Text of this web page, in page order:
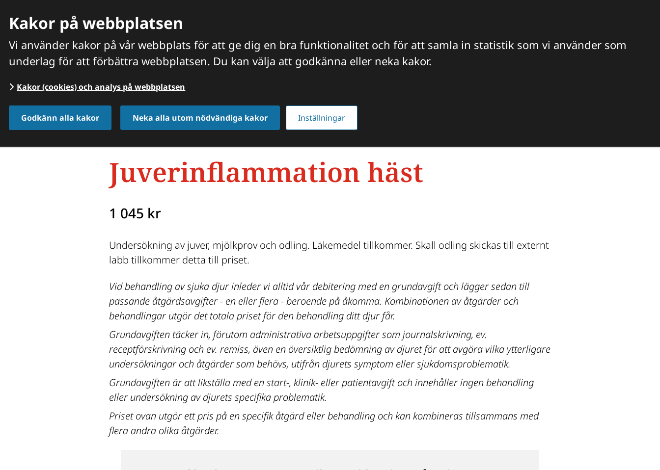
Kakor på webbplatsen
Vi använder kakor på vår webbplats för att ge dig en bra funktionalitet och för att samla in statistik som vi använder som
underlag för att förbättra webbplatsen. Du kan välja att godkänna eller neka kakor.
Kakor (cookies) och analys på webbplatsen
Godkänn alla kakor Neka alla utom nödvändiga kakor Inställningar
Hitta veterinär
HITTA VETERINÄR VÅRA PRISER OCH TJÄNSTER OFFICIELLA INTYG VETERINÄREN TIPSAR
Våra priser och tjänster Juverinflammation | HÄST
Juverinflammation häst
1 045 kr
Undersökning av juver, mjölkprov och odling. Läkemedel tillkommer. Skall odling skickas till externt
labb tillkommer detta till priset.
Vid behandling av sjuka djur inleder vi alltid vår debitering med en grundavgift och lägger sedan till
passande åtgärdsavgifter - en eller flera - beroende på åkomma. Kombinationen av åtgärder och
behandlingar utgör det totala priset för den behandling ditt djur får.
Grundavgiften täcker in, förutom administrativa arbetsuppgifter som journalskrivning, ev.
receptförskrivning och ev. remiss, även en översiktlig bedömning av djuret för att avgöra vilka ytterligare
undersökningar och åtgärder som behövs, utifrån djurets symptom eller sjukdomsproblematik.
Grundavgiften är att likställa med en start-, klinik- eller patientavgift och innehåller ingen behandling
eller undersökning av djurets specifika problematik.
Priset ovan utgör ett pris på en specifik åtgärd eller behandling och kan kombineras tillsammans med
flera andra olika åtgärder.